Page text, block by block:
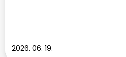
2026. 06. 19.